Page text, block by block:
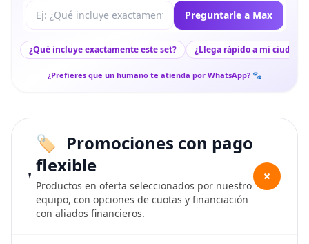
Tu pregunta a Max Preguntarle a Max
¿Qué incluye exactamente este set? ¿Llega rápido a mi ciudad?
¿Prefieres que un humano te atienda por WhatsApp? 🐾
Promociones con pago
flexible
Productos en oferta seleccionados por nuestro
equipo, con opciones de cuotas y financiación
con aliados financieros.
+